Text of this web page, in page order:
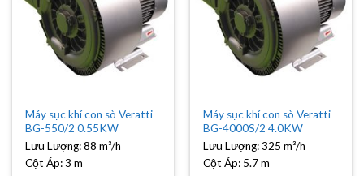
Máy sục khí con sò Veratti
BG-550/2 0.55KW
Lưu Lượng:88 m³/h
Cột Áp:3 m
Máy sục khí con sò Veratti
BG-4000S/2 4.0KW
Lưu Lượng:325 m³/h
Cột Áp: 5.7 m